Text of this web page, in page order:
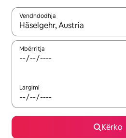
Vendndodhja
Kur rezultatet të jenë të
Mbërritja
Largimi
Kërko